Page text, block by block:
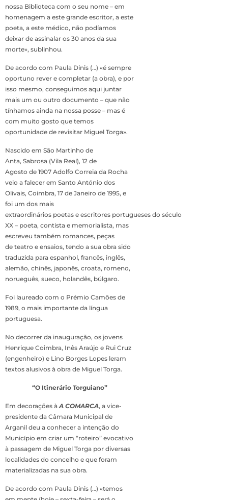
nossa Biblioteca com o seu nome – em
homenagem a este grande escritor, a este
poeta, a este médico, não podíamos
deixar de assinalar os 30 anos da sua
morte», sublinhou.
De acordo com Paula Dinis (…) «é sempre
oportuno rever e completar (a obra), e por
isso mesmo, conseguimos aqui juntar
mais um ou outro documento – que não
tínhamos ainda na nossa posse – mas é
com muito gosto que temos
oportunidade de revisitar Miguel Torga».
Nascido em São Martinho de
Anta, Sabrosa (Vila Real), 12 de
Agosto de 1907 Adolfo Correia da Rocha
veio a falecer em Santo António dos
Olivais, Coimbra, 17 de Janeiro de 1995, e
foi um dos mais
extraordinários poetas e escritores portugueses do século
XX – poeta, contista e memorialista, mas
escreveu também romances, peças
de teatro e ensaios, tendo a sua obra sido
traduzida para espanhol, francês, inglês,
alemão, chinês, japonês, croata, romeno,
norueguês, sueco, holandês, búlgaro.
Foi laureado com o Prémio Camões de
1989, o mais importante da língua
portuguesa.
No decorrer da inauguração, os jovens
Henrique Coimbra, Inês Araújo e Rui Cruz
(engenheiro) e Lino Borges Lopes leram
textos alusivos à obra de Miguel Torga.
“O Itinerário Torguiano”
Em decorações à A COMARCA, a vice-
presidente da Câmara Municipal de
Arganil deu a conhecer a intenção do
Município em criar um “roteiro” evocativo
à passagem de Miguel Torga por diversas
localidades do concelho e que foram
materializadas na sua obra.
De acordo com Paula Dinis (…) «temos